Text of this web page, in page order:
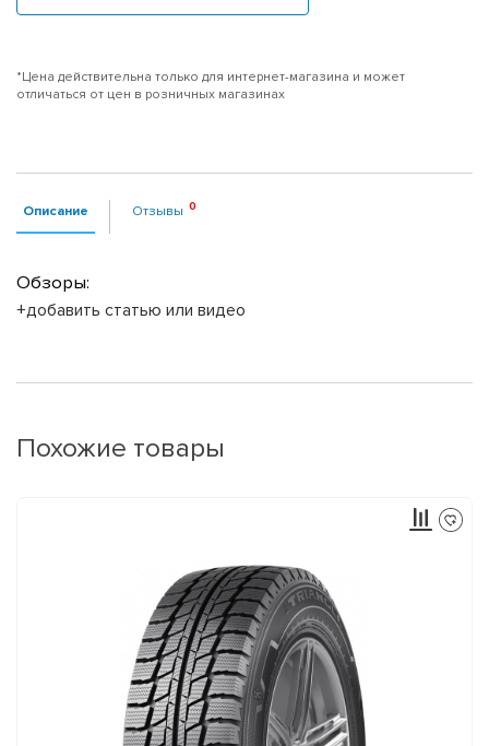
*Цена действительна только для интернет-магазина и может
отличаться от цен в розничных магазинах
Описание Отзывы
Обзоры:
+добавить статью или видео
Похожие товары